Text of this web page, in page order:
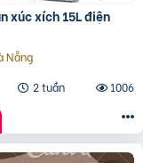
xúc xích 15L điện
Nẵng
2 tuần
1006